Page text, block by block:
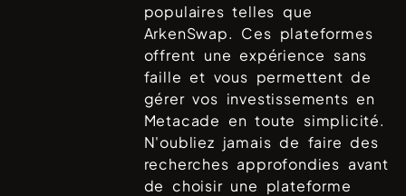
populaires telles que
ArkenSwap. Ces plateformes
offrent une expérience sans
faille et vous permettent de
gérer vos investissements en
Metacade en toute simplicité.
N'oubliez jamais de faire des
recherches approfondies avant
de choisir une plateforme